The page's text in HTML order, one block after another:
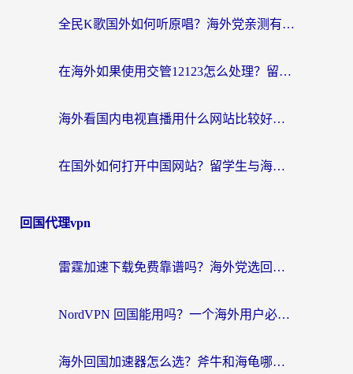
全民K歌国外如何听原唱？海外党亲测有效的回国加速器选择指南
在海外如果使用交管12123怎么处理？留学生亲测有效的回国加速方案
海外看国内电视直播用什么网站比较好？一篇解决你所有追剧难题的实用指南
在国外如何打开中国网站？留学生与海外华人的无缝访问指南
回国代理vpn
雷霆加速下载免费靠谱吗？海外党选回国加速器的避坑指南（附热门工具对比）
NordVPN 回国能用吗？一个海外用户必须面对的真实困境
海外回国加速器怎么选？斧牛和海龟哪个好？一篇帮你避开坑的实用指南